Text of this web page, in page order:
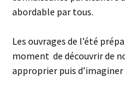
abordable par tous.
Les ouvrages de l’été
moment de découvrir de
approprier puis